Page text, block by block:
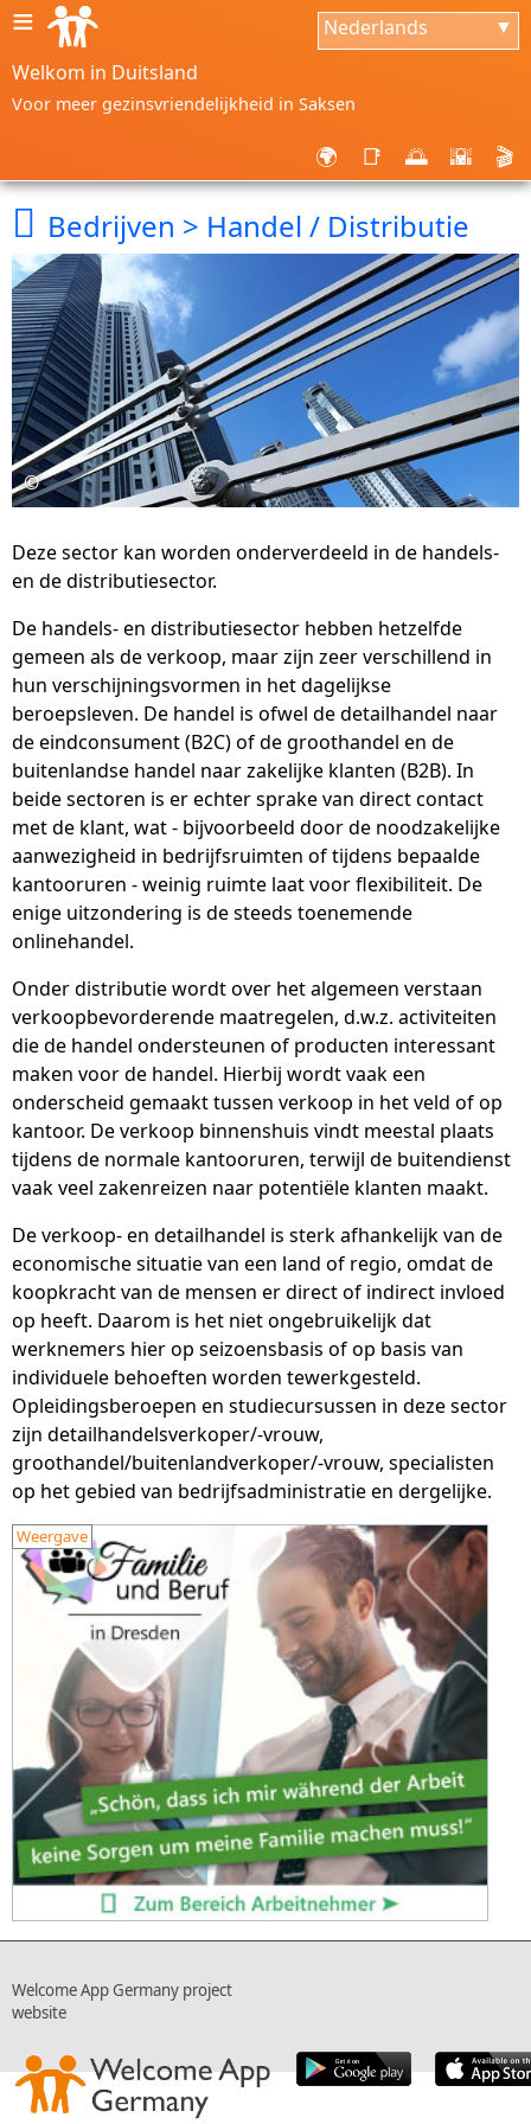
≡ Nederlands ▼
Welkom in Duitsland
Voor meer gezinsvriendelijkheid in Saksen
🌍 📑 🌅 🌇 🎬
 Bedrijven > Handel / Distributie
©
Deze sector kan worden onderverdeeld in de handels-
en de distributiesector.
De handels- en distributiesector hebben hetzelfde
gemeen als de verkoop, maar zijn zeer verschillend in
hun verschijningsvormen in het dagelijkse
beroepsleven. De handel is ofwel de detailhandel naar
de eindconsument (B2C) of de groothandel en de
buitenlandse handel naar zakelijke klanten (B2B). In
beide sectoren is er echter sprake van direct contact
met de klant, wat - bijvoorbeeld door de noodzakelijke
aanwezigheid in bedrijfsruimten of tijdens bepaalde
kantooruren - weinig ruimte laat voor flexibiliteit. De
enige uitzondering is de steeds toenemende
onlinehandel.
Onder distributie wordt over het algemeen verstaan
verkoopbevorderende maatregelen, d.w.z. activiteiten
die de handel ondersteunen of producten interessant
maken voor de handel. Hierbij wordt vaak een
onderscheid gemaakt tussen verkoop in het veld of op
kantoor. De verkoop binnenshuis vindt meestal plaats
tijdens de normale kantooruren, terwijl de buitendienst
vaak veel zakenreizen naar potentiële klanten maakt.
De verkoop- en detailhandel is sterk afhankelijk van de
economische situatie van een land of regio, omdat de
koopkracht van de mensen er direct of indirect invloed
op heeft. Daarom is het niet ongebruikelijk dat
werknemers hier op seizoensbasis of op basis van
individuele behoeften worden tewerkgesteld.
Opleidingsberoepen en studiecursussen in deze sector
zijn detailhandelsverkoper/-vrouw,
groothandel/buitenlandverkoper/-vrouw, specialisten
op het gebied van bedrijfsadministratie en dergelijke.
Weergave
Welcome App Germany project
website